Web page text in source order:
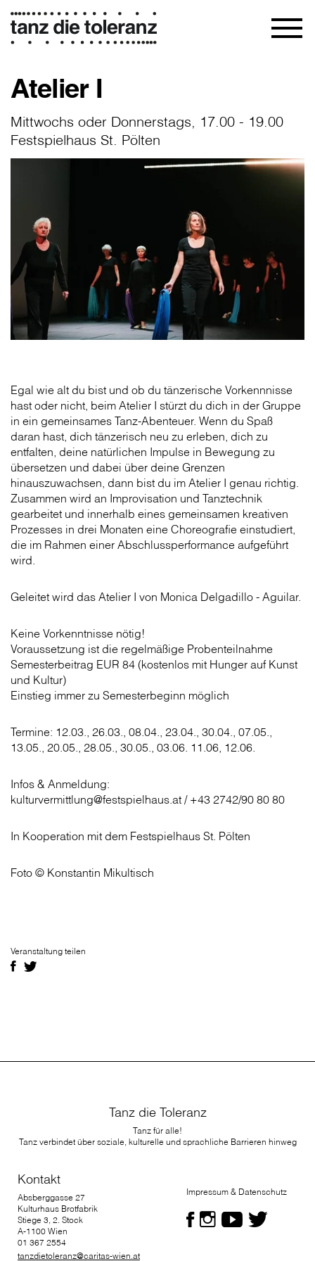
Atelier I
Mittwochs oder Donnerstags, 17.00 - 19.00
Festspielhaus St. Pölten
Egal wie alt du bist und ob du tänzerische Vorkennnisse
hast oder nicht, beim Atelier I stürzt du dich in der Gruppe
in ein gemeinsames Tanz-Abenteuer. Wenn du Spaß
daran hast, dich tänzerisch neu zu erleben, dich zu
entfalten, deine natürlichen Impulse in Bewegung zu
übersetzen und dabei über deine Grenzen
hinauszuwachsen, dann bist du im Atelier I genau richtig.
Zusammen wird an Improvisation und Tanztechnik
gearbeitet und innerhalb eines gemeinsamen kreativen
Prozesses in drei Monaten eine Choreografie einstudiert,
die im Rahmen einer Abschlussperformance aufgeführt
wird.
Geleitet wird das Atelier I von Monica Delgadillo - Aguilar.
Keine Vorkenntnisse nötig!
Voraussetzung ist die regelmäßige Probenteilnahme
Semesterbeitrag EUR 84 (kostenlos mit Hunger auf Kunst
und Kultur)
Einstieg immer zu Semesterbeginn möglich
Termine: 12.03., 26.03., 08.04., 23.04., 30.04., 07.05.,
13.05., 20.05., 28.05., 30.05., 03.06. 11.06, 12.06.
Infos & Anmeldung:
kulturvermittlung@festspielhaus.at / +43 2742/90 80 80
In Kooperation mit dem Festspielhaus St. Pölten
Foto © Konstantin Mikultisch
Veranstaltung teilen
Tanz die Toleranz
Tanz für alle!
Tanz verbindet über soziale, kulturelle und sprachliche Barrieren hinweg
Kontakt
Absberggasse 27
Kulturhaus Brotfabrik
Stiege 3, 2. Stock
A-1100 Wien
01 367 2554
tanzdietoleranz@caritas-wien.at
Impressum & Datenschutz